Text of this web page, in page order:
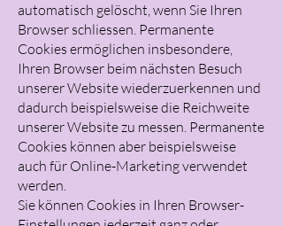
automatisch gelöscht, wenn Sie Ihren
Browser schliessen. Permanente
Cookies ermöglichen insbesondere,
Ihren Browser beim nächsten Besuch
unserer Website wiederzuerkennen und
dadurch beispielsweise die Reichweite
unserer Website zu messen. Permanente
Cookies können aber beispielsweise
auch für Online-Marketing verwendet
werden.
Sie können Cookies in Ihren Browser-